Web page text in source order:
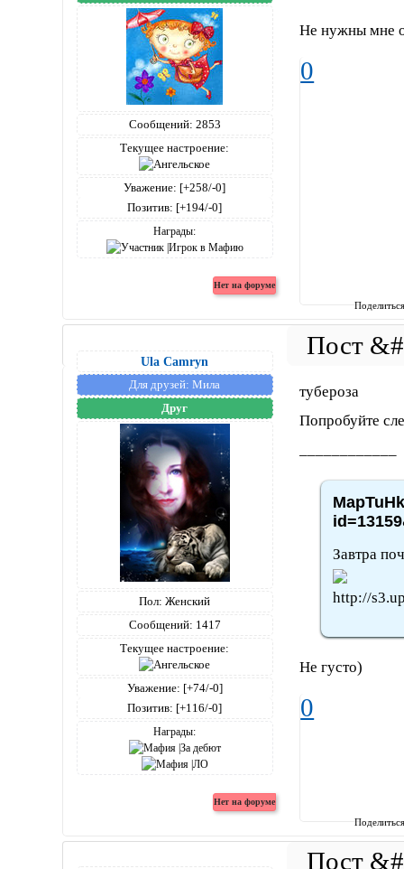
Сообщений: 2853
Текущее настроение:
Уважение: [+258/-0]
Позитив: [+194/-0]
Награды:
Не нужны мне
0
Ula Camryn
Для друзей: Мила
Друг
Пол: Женский
Сообщений: 1417
Текущее настроение:
Уважение: [+74/-0]
Позитив: [+116/-0]
Награды:
тубероза
Попробуйте
Завтра
Не густо)
0